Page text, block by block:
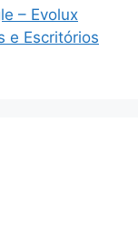
– Evolux
e Escritórios